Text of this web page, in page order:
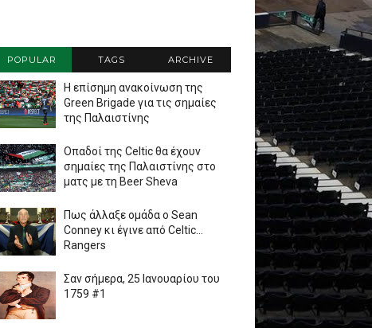
POPULAR TAGS ARCHIVE
Η επίσημη ανακοίνωση της
Green Brigade για τις σημαίες
της Παλαιστίνης
Οπαδοί της Celtic θα έχουν
σημαίες της Παλαιστίνης στο
ματς με τη Beer Sheva
Πως άλλαξε ομάδα ο Sean
Conney κι έγινε από Celtic...
Rangers
Σαν σήμερα, 25 Ιανουαρίου του
1759 #1